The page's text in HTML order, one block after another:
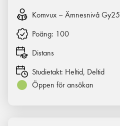
Komvux – Ämnesnivå Gy25
Poäng: 100
Distans
Studietakt: Heltid, Deltid
Öppen för ansökan